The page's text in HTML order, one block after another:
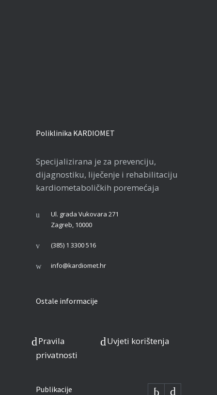
Poliklinika KARDIOMET
Specijalizirana je za prevenciju,
dijagnostiku, liječenje i rehabilitaciju
kardiometaboličkih poremećaja
Ul. grada Vukovara 271
Zagreb, 10000
(385) 1 3300 516
info@kardiomet.hr
Ostale informacije
Pravila
privatnosti
Uvjeti korištenja
Publikacije